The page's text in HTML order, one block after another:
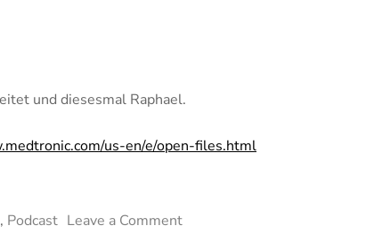
und diesesmal Raphael.
us-en/e/open-files.html
, Podcast Leave a Commenton